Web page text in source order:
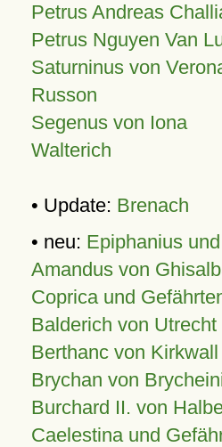
Petrus Andreas
Petrus Nguyen Van
Saturninus von
Russon
Segenus von Iona
Walterich
• Update: Brenach
• neu: Epiphanius
Amandus von
Coprica und
Balderich von Utrecht
Berthanc von Kirkwall
Brychan von
Burchard II. von
Caelestina und